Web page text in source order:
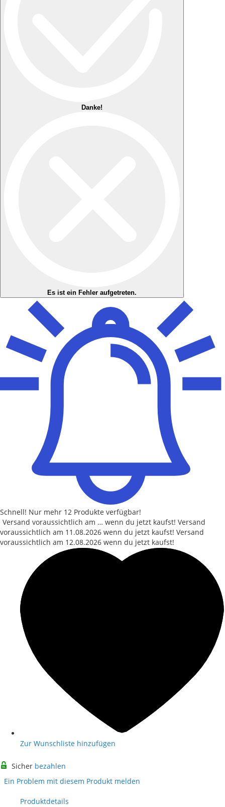
Danke!
Es ist ein Fehler aufgetreten.
Schnell! Nur mehr 12 Produkte verfügbar!
Versand voraussichtlich am … wenn du jetzt kaufst! Versand
voraussichtlich am 11.08.2026 wenn du jetzt kaufst! Versand
voraussichtlich am 12.08.2026 wenn du jetzt kaufst!
Zur Wunschliste hinzufügen
Sicher bezahlen
Ein Problem mit diesem Produkt melden
Produktdetails